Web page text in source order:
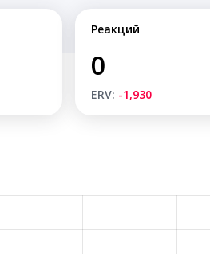
Реакций
0
ERV: -1,930